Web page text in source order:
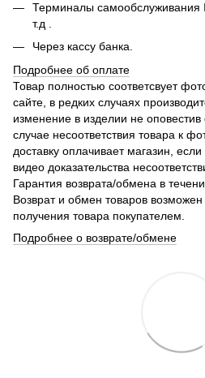
Терминалы самообслуживания
т.д .
Через кассу банка.
Подробнее об оплате
Товар полностью соответсвует
сайте, в редких случаях
изменение в изделии не
случае несоответствия товара к
доставку оплачивает магазин,
видео доказательства
Гарантия возврата/обмена в
Возврат и обмен товаров возможен
получения товара покупателем.
Подробнее о возврате/обмене